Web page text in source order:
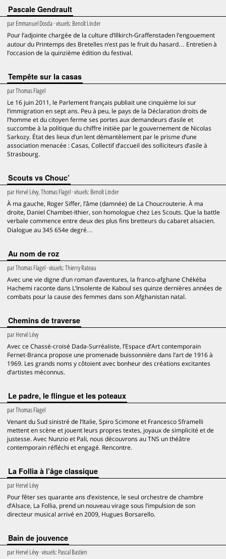
Pascale Gendrault
parEmmanuel Dosda · visuels: Benoît Linder
Pour l’adjointe chargée de la culture d’Illkirch-Graffenstaden l’engouement
autour du Printemps des Bretelles n’est pas le fruit du hasard… Entretien à
l’occasion de la quinzième édition du festival.
Tempête sur la casas
parThomas Flagel
Le 16 juin 2011, le Parlement français publiait une cinquième loi sur
l’immigration en sept ans. Peu à peu, le pays de la Déclaration droits de
l’homme et du citoyen ferme ses portes aux demandeurs d’asile et
succombe à la politique du chiffre initiée par le gouvernement de Nicolas
Sarkozy. État des lieux d’un lent démantèlement par le prisme d’une
association menacée : Casas, Collectif d’accueil des solliciteurs d’asile à
Strasbourg.
Scouts vs Chouc’
parHervé Lévy, Thomas Flagel· visuels: Benoît Linder
À ma gauche, Roger Siffer, l’âme (damnée) de La Choucrouterie. À ma
droite, Daniel Chambet-Ithier, son homologue chez Les Scouts. Que la battle
verbale commence entre deux des plus fins bretteurs du cabaret alsacien.
Dialogue au 345 654e degré…
Au nom de roz
parThomas Flagel· visuels:Thierry Rateau
Avec une vie digne d’un roman d’aventures, la franco-afghane Chékéba
Hachemi raconte dans L’Insolente de Kaboul ses quinze dernières années de
combats pour la cause des femmes dans son Afghanistan natal.
Chemins de traverse
parHervé Lévy
Avec ce Chassé-croisé Dada-Surréaliste, l’Espace d’Art contemporain
Fernet-Branca propose une promenade buissonnière dans l’art de 1916 à
1969. Les grands noms y côtoient avec bonheur des créations excitantes
d’artistes méconnus.
Le padre, le flingue et les poteaux
parThomas Flagel
Venant du Sud sinistré de l’Italie, Spiro Scimone et Francesco Sframelli
mettent en scène et jouent leurs propres textes, joyaux de simplicité et de
justesse. Avec Nunzio et Pali, nous découvrons au TNS un théâtre
contemporain réfléchi et engagé. Rencontre.
La Follia à l’âge classique
parHervé Lévy
Pour fêter ses quarante ans d’existence, le seul orchestre de chambre
d’Alsace, La Follia, prend un nouveau virage sous l’impulsion de son
directeur musical arrivé en 2009, Hugues Borsarello.
Bain de jouvence
parHervé Lévy· visuels: Pascal Bastien